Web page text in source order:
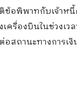
อพิพาทกับเจ้าห
รื่องบินในช่วงเว
สถานะทางการเ